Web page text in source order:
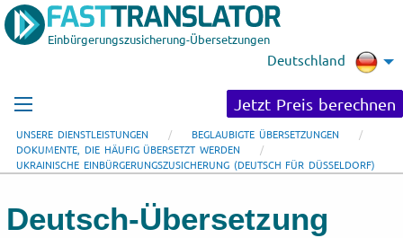
Einbürgerungszusicherung-Übersetzungen
Deutschland
Jetzt Preis berechnen
UNSERE DIENSTLEISTUNGEN
BEGLAUBIGTE ÜBERSETZUNGEN
DOKUMENTE, DIE HÄUFIG ÜBERSETZT WERDEN
UKRAINISCHE EINBÜRGERUNGSZUSICHERUNG (DEUTSCH FÜR DÜSSELDORF)
Deutsch-Übersetzung